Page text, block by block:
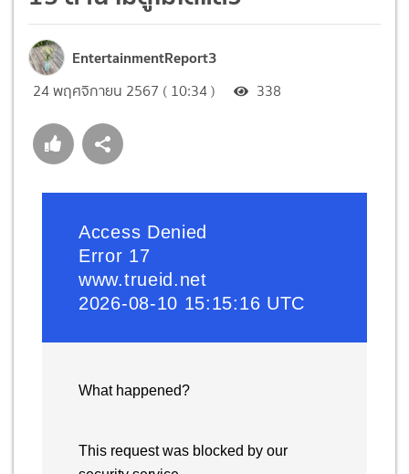
EntertainmentReport3
24 พฤศจิกายน 2567 ( 10:34 ) 338